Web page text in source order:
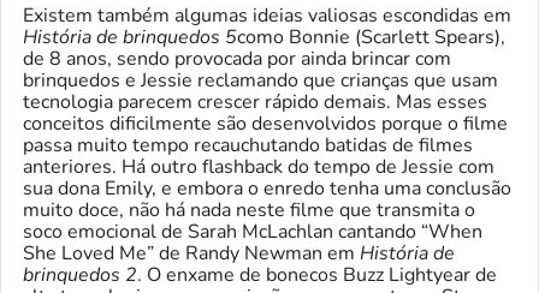
Existem também algumas ideias valiosas escondidas em
História de brinquedos 5como Bonnie (Scarlett Spears),
de 8 anos, sendo provocada por ainda brincar com
brinquedos e Jessie reclamando que crianças que usam
tecnologia parecem crescer rápido demais. Mas esses
conceitos dificilmente são desenvolvidos porque o filme
passa muito tempo recauchutando batidas de filmes
anteriores. Há outro flashback do tempo de Jessie com
sua dona Emily, e embora o enredo tenha uma conclusão
muito doce, não há nada neste filme que transmita o
soco emocional de Sarah McLachlan cantando “When
She Loved Me” de Randy Newman em História de
brinquedos 2. O enxame de bonecos Buzz Lightyear de